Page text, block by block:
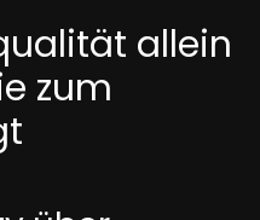
allein
zum